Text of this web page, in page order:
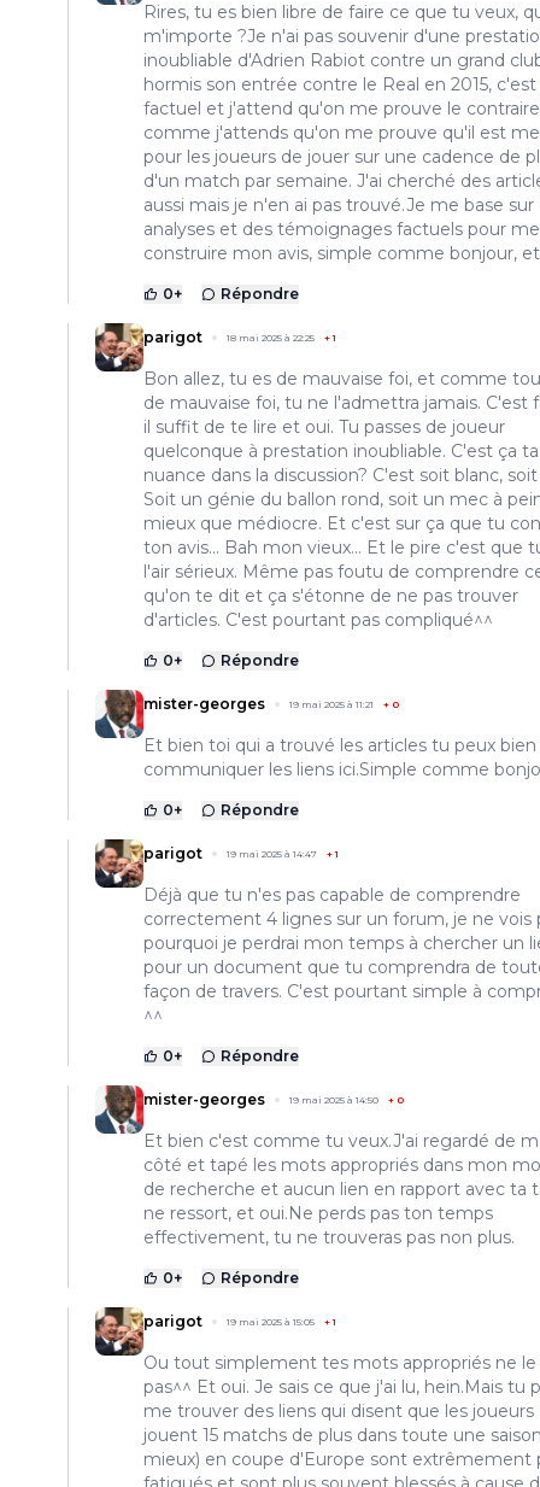
Rires, tu es bien libre de faire ce que tu veux,
m'importe ?Je n'ai pas souvenir d'une
inoubliable d'Adrien Rabiot contre un grand
hormis son entrée contre le Real en 2015, c'est
factuel et j'attend qu'on me prouve le
comme j'attends qu'on me prouve qu'il est
pour les joueurs de jouer sur une cadence de
d'un match par semaine. J'ai cherché des
aussi mais je n'en ai pas trouvé.Je me base sur
analyses et des témoignages factuels pour me
construire mon avis, simple comme bonjour,
0+ Répondre
parigot 18 mai 2025 à 22:25 +1
Bon allez, tu es de mauvaise foi, et comme
de mauvaise foi, tu ne l'admettra jamais. C'est
il suffit de te lire et oui. Tu passes de joueur
quelconque à prestation inoubliable. C'est ça ta
nuance dans la discussion? C'est soit blanc,
Soit un génie du ballon rond, soit un mec à
mieux que médiocre. Et c'est sur ça que tu
ton avis... Bah mon vieux... Et le pire c'est que
l'air sérieux. Même pas foutu de comprendre
qu'on te dit et ça s'étonne de ne pas trouver
d'articles. C'est pourtant pas compliqué^^
0+ Répondre
mister-georges 19 mai 2025 à 11:21 + 0
Et bien toi qui a trouvé les articles tu peux
communiquer les liens ici.Simple comme
0+ Répondre
parigot 19 mai 2025 à 14:47 +1
Déjà que tu n'es pas capable de comprendre
correctement 4 lignes sur un forum, je ne vois
pourquoi je perdrai mon temps à chercher un
pour un document que tu comprendra de
façon de travers. C'est pourtant simple à
^^
0+ Répondre
mister-georges 19 mai 2025 à 14:50 + 0
Et bien c'est comme tu veux.J'ai regardé de
côté et tapé les mots appropriés dans mon
de recherche et aucun lien en rapport avec ta
ne ressort, et oui.Ne perds pas ton temps
effectivement, tu ne trouveras pas non plus.
0+ Répondre
parigot 19 mai 2025 à 15:05 +1
Ou tout simplement tes mots appropriés ne
pas^^ Et oui. Je sais ce que j'ai lu, hein.Mais tu
me trouver des liens qui disent que les joueurs
jouent 15 matchs de plus dans toute une
mieux) en coupe d'Europe sont extrêmement